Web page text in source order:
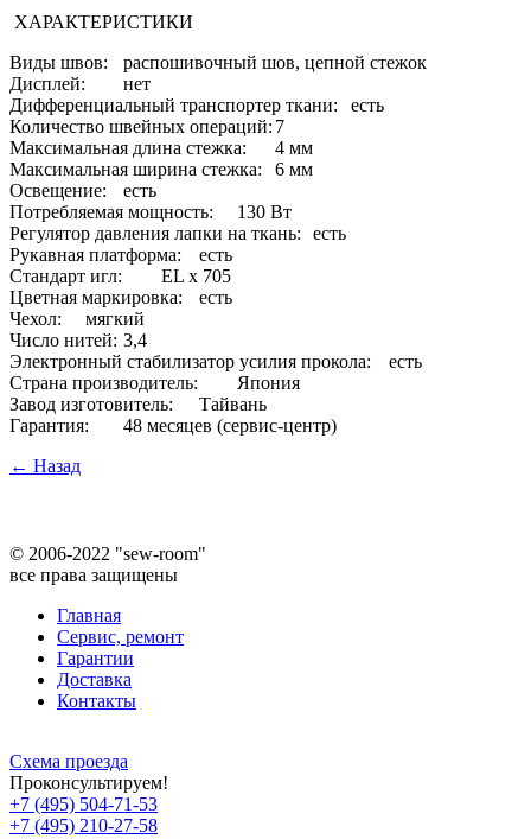
ХАРАКТЕРИСТИКИ
Виды швов:
распошивочный шов, цепной стежок
Дисплей:
нет
Дифференциальный транспортер ткани:
есть
Количество швейных операций: 7
Максимальная длина стежка:
4 мм
Максимальная ширина стежка:
6 мм
Освещение:
есть
Потребляемая мощность:
130 Вт
Регулятор давления лапки на ткань:
есть
Рукавная платформа:
есть
Стандарт игл:
EL x 705
Цветная маркировка:
есть
Чехол:
мягкий
Число нитей: 3,4
Электронный стабилизатор усилия прокола:
есть
Страна производитель:
Япония
Завод изготовитель:
Тайвань
Гарантия:
48 месяцев (сервис-центр)
← Назад
© 2006-2022 "sew-room"
все права защищены
Главная
Сервис, ремонт
Гарантии
Доставка
Контакты
Схема проезда
Проконсультируем!
+7 (495) 504-71-53
+7 (495) 210-27-58